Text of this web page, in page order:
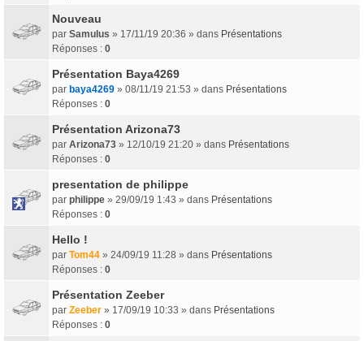
Nouveau
par Samulus » 17/11/19 20:36 » dans Présentations
Réponses : 0
Présentation Baya4269
par baya4269 » 08/11/19 21:53 » dans Présentations
Réponses : 0
Présentation Arizona73
par Arizona73 » 12/10/19 21:20 » dans Présentations
Réponses : 0
presentation de philippe
par philippe » 29/09/19 1:43 » dans Présentations
Réponses : 0
Hello !
par Tom44 » 24/09/19 11:28 » dans Présentations
Réponses : 0
Présentation Zeeber
par Zeeber » 17/09/19 10:33 » dans Présentations
Réponses : 0